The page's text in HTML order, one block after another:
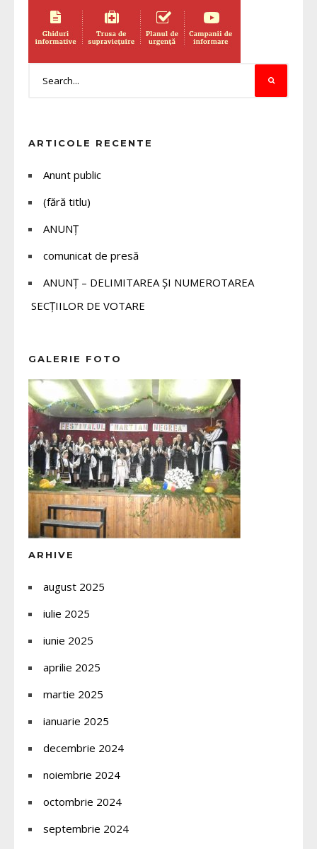
ARTICOLE RECENTE
Anunt public
(fără titlu)
ANUNȚ
comunicat de presă
ANUNȚ – DELIMITAREA ȘI NUMEROTAREA
SECȚIILOR DE VOTARE
GALERIE FOTO
ARHIVE
august 2025
iulie 2025
iunie 2025
aprilie 2025
martie 2025
ianuarie 2025
decembrie 2024
noiembrie 2024
octombrie 2024
septembrie 2024